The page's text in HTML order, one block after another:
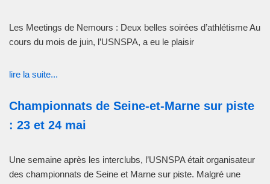
Les Meetings de Nemours : Deux belles soirées d’athlétisme Au
cours du mois de juin, l’USNSPA, a eu le plaisir
lire la suite...
Championnats de Seine-et-Marne sur piste
: 23 et 24 mai
Une semaine après les interclubs, l’USNSPA était organisateur
des championnats de Seine et Marne sur piste. Malgré une